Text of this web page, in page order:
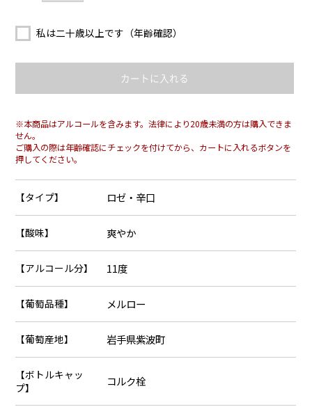
私は二十歳以上です（年齢確認）
※本商品はアルコールを含みます。法律により20歳未満の方は購入できま
せん。
ご購入の際は年齢確認にチェックを付けてから、カートに入れるボタンを
押してください。
【タイプ】 ロゼ・辛口
【酸味】 爽やか
【アルコール分】 11度
【葡萄品種】 メルロー
【葡萄産地】 岩手県紫波町
【ボトルキャッ
プ】
コルク栓